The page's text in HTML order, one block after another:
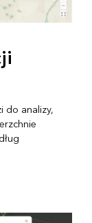
do analizy,